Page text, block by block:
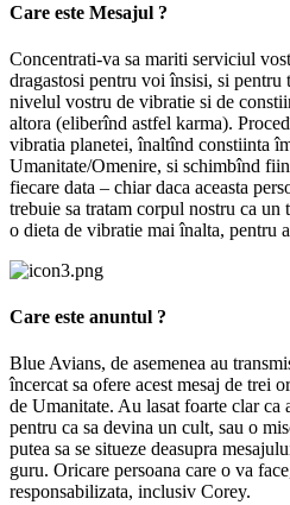
Care este Mesajul ?
Concentrati-va sa mariti serviciul
dragastosi pentru voi însisi, si pentru
nivelul vostru de vibratie si de
altora (eliberînd astfel karma).
vibratia planetei, înaltînd constiinta
Umanitate/Omenire, si schimbînd
fiecare data – chiar daca aceasta
trebuie sa tratam corpul nostru ca un
o dieta de vibratie mai înalta, pentru
Care este anuntul ?
Blue Avians, de asemenea au
încercat sa ofere acest mesaj de trei
de Umanitate. Au lasat foarte clar ca
pentru ca sa devina un cult, sau o
putea sa se situeze deasupra
guru. Oricare persoana care o va
responsabilizata, inclusiv Corey.